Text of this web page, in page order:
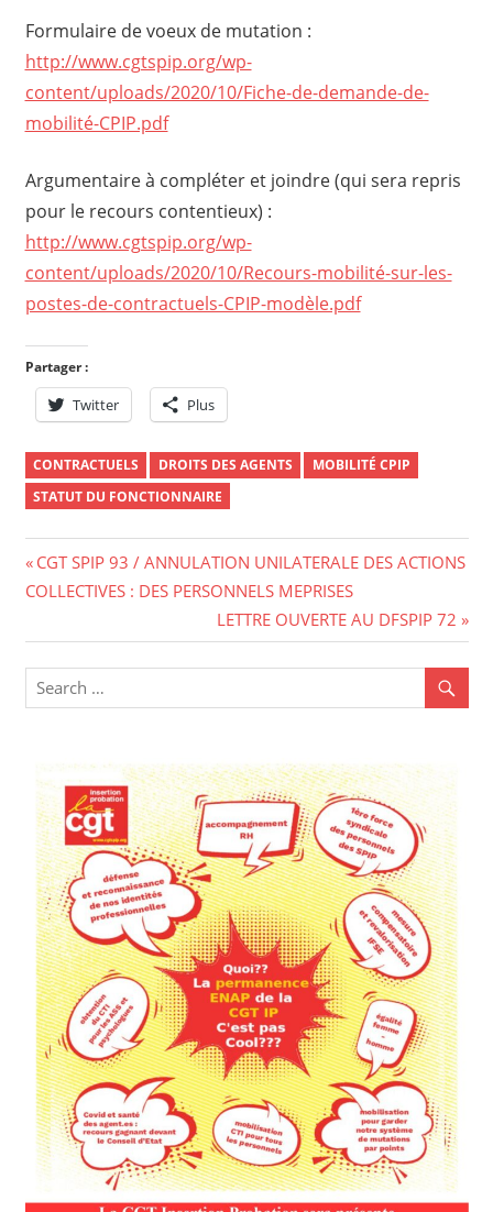
Formulaire de voeux de mutation :
http://www.cgtspip.org/wp-
content/uploads/2020/10/Fiche-de-demande-de-
mobilité-CPIP.pdf
Argumentaire à compléter et joindre (qui sera repris
pour le recours contentieux) :
http://www.cgtspip.org/wp-
content/uploads/2020/10/Recours-mobilité-sur-les-
postes-de-contractuels-CPIP-modèle.pdf
Partager :
Twitter Plus
CONTRACTUELS DROITS DES AGENTS
MOBILITÉ CPIP
STATUT DU FONCTIONNAIRE
Navigation
de
l’article
Previous
Post:
CGT SPIP 93 / ANNULATION UNILATERALE DES ACTIONS
COLLECTIVES : DES PERSONNELS MEPRISES
Next
Post:
LETTRE OUVERTE AU DFSPIP 72